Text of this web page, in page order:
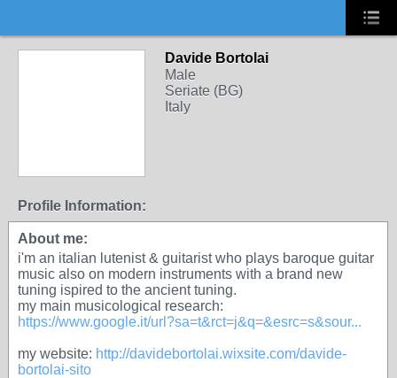
Davide Bortolai
Male
Seriate (BG)
Italy
Profile Information:
About me:
i'm an italian lutenist & guitarist who plays baroque guitar
music also on modern instruments with a brand new
tuning ispired to the ancient tuning.
my main musicological research:
https://www.google.it/url?sa=t&rct=j&q=&esrc=s&sour...
my website: http://davidebortolai.wixsite.com/davide-
bortolai-sito